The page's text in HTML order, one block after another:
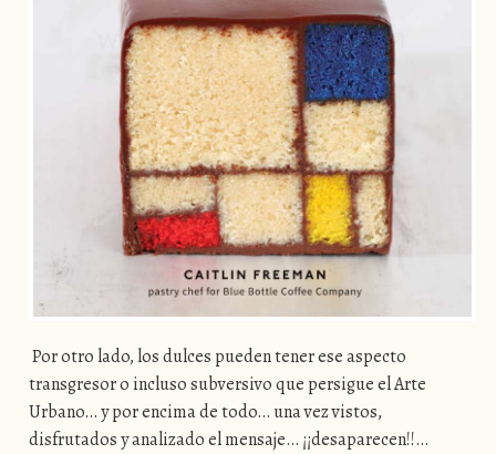
Por otro lado, los dulces pueden tener ese aspecto
transgresor o incluso subversivo que persigue el Arte
Urbano… y por encima de todo… una vez vistos,
disfrutados y analizado el mensaje… ¡¡desaparecen!!…